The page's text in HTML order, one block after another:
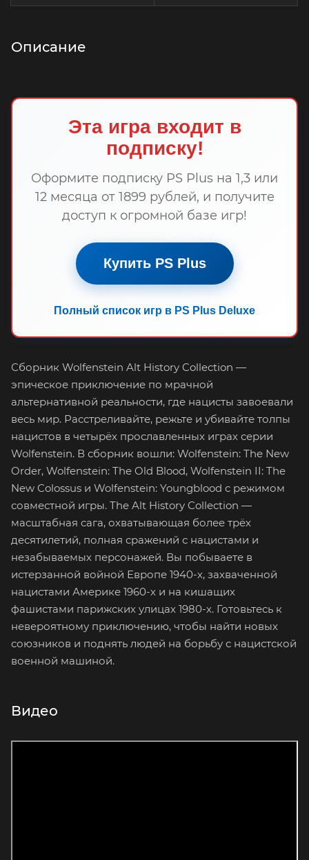
Описание
Эта игра входит в
подписку!
Оформите подписку PS Plus на 1,3 или
12 месяца от 1899 рублей, и получите
доступ к огромной базе игр!
Купить PS Plus
Полный список игр в PS Plus Deluxe
Сборник Wolfenstein Alt History Collection —
эпическое приключение по мрачной
альтернативной реальности, где нацисты завоевали
весь мир. Расстреливайте, режьте и убивайте толпы
нацистов в четырёх прославленных играх серии
Wolfenstein. В сборник вошли: Wolfenstein: The New
Order, Wolfenstein: The Old Blood, Wolfenstein II: The
New Colossus и Wolfenstein: Youngblood с режимом
совместной игры. The Alt History Collection —
масштабная сага, охватывающая более трёх
десятилетий, полная сражений с нацистами и
незабываемых персонажей. Вы побываете в
истерзанной войной Европе 1940-х, захваченной
нацистами Америке 1960-х и на кишащих
фашистами парижских улицах 1980-х. Готовьтесь к
невероятному приключению, чтобы найти новых
союзников и поднять людей на борьбу с нацистской
военной машиной.
Видео